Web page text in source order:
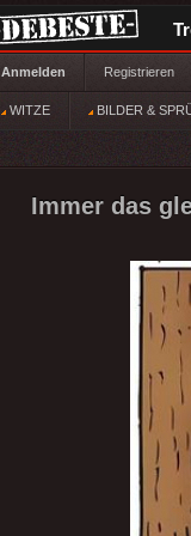
Anmelden Registrieren
WITZE BILDER &
Immer das